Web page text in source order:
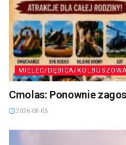
MIELEC/DĘBICA/KOLBUSZOWA
Cmolas: Ponownie
2026-08-06